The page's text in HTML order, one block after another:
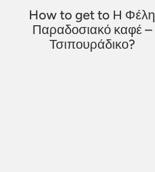
How to get to Η Φέλη
Παραδοσιακό καφέ –
Τσιπουράδικο?